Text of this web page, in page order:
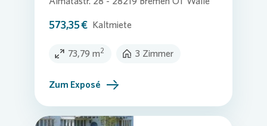
573,35 € Kaltmiete
73,79 m2 3 Zimmer
Zum Exposé